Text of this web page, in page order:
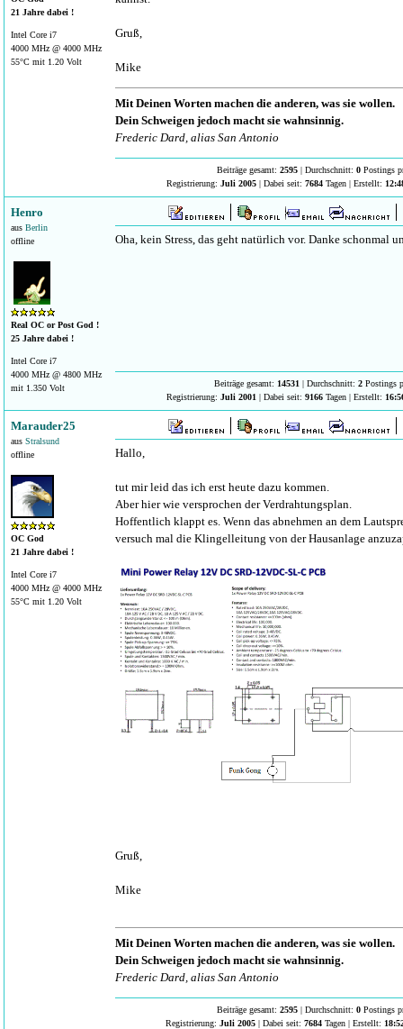
21 Jahre dabei !
Intel Core i7
4000 MHz @ 4000 MHz
55°C mit 1.20 Volt
Gruß,
Mike
Mit Deinen Worten machen die anderen, was sie wollen.
Dein Schweigen jedoch macht sie wahnsinnig.
Frederic Dard, alias San Antonio
Beiträge gesamt: 2595| Durchschnitt: 0Postings
Registrierung: Juli 2005| Dabei seit: 7684Tagen | Erstellt:
Henro
aus Berlin
offline
Real OC or Post God !
25 Jahre dabei !
Intel Core i7
4000 MHz @ 4800 MHz
mit 1.350 Volt
Oha, kein Stress, das geht natürlich vor. Danke schonmal
Beiträge gesamt: 14531 | Durchschnitt: 2 Postings
Registrierung: Juli 2001 | Dabei seit: 9166Tagen | Erstellt:
Marauder25
aus Stralsund
offline
OC God
21 Jahre dabei !
Intel Core i7
4000 MHz @ 4000 MHz
55°C mit 1.20 Volt
Hallo,
tut mir leid das ich erst heute dazu kommen.
Aber hier wie versprochen der Verdrahtungsplan.
Hoffentlich klappt es. Wenn das abnehmen an dem
versuch mal die Klingelleitung von der Hausanlage
Gruß,
Mike
Mit Deinen Worten machen die anderen, was sie wollen.
Dein Schweigen jedoch macht sie wahnsinnig.
Frederic Dard, alias San Antonio
Beiträge gesamt: 2595| Durchschnitt: 0Postings
Registrierung: Juli 2005 | Dabei seit: 7684 Tagen | Erstellt: